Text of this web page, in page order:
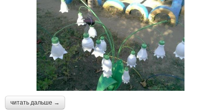
читать дальше →